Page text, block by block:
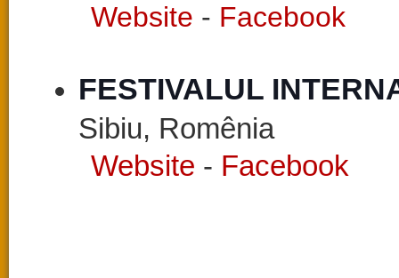
Website - Facebook
FESTIVALUL
Sibiu, Romênia
Website - Facebook